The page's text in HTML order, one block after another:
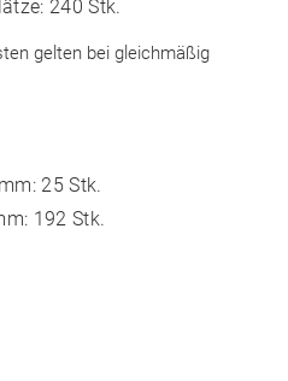
240 Stk.
gelten bei gleichmäßig
25 Stk.
192 Stk.